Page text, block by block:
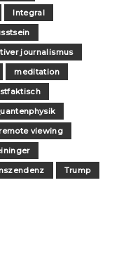
Integral
journalismus
meditation
viewing
Trump